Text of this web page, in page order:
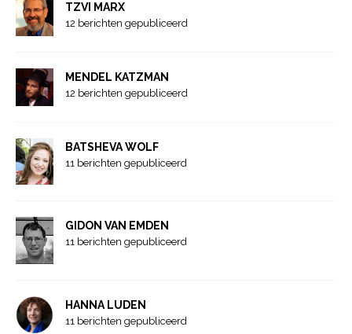
TZVI MARX
12 berichten gepubliceerd
MENDEL KATZMAN
12 berichten gepubliceerd
BATSHEVA WOLF
11 berichten gepubliceerd
GIDON VAN EMDEN
11 berichten gepubliceerd
HANNA LUDEN
11 berichten gepubliceerd